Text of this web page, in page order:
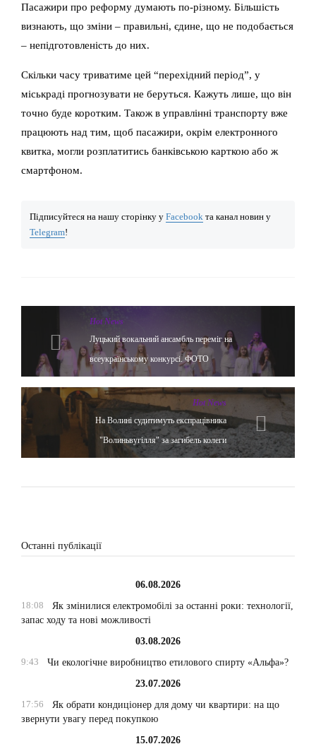
Пасажири про реформу думають по-різному. Більшість
визнають, що зміни – правильні, єдине, що не подобається
– непідготовленість до них.
Скільки часу триватиме цей “перехідний період”, у
міськраді прогнозувати не беруться. Кажуть лише, що він
точно буде коротким. Також в управлінні транспорту вже
працюють над тим, щоб пасажири, окрім електронного
квитка, могли розплатитись банківською карткою або ж
смартфоном.
Підписуйтеся на нашу сторінку у Facebook та канал новин у
Telegram!
Hot News
Луцький вокальний ансамбль переміг на
всеукраїнському конкурсі. ФОТО
Hot News
На Волині судитимуть експрацівника
"Волиньвугілля" за загибель колеги
Останні публікації
06.08.2026
18:08
Як змінилися електромобілі за останні роки: технології,
запас ходу та нові можливості
03.08.2026
9:43
Чи екологічне виробництво етилового спирту «Альфа»?
23.07.2026
17:56
Як обрати кондиціонер для дому чи квартири: на що
звернути увагу перед покупкою
15.07.2026